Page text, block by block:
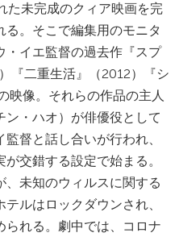
た未完成のクィア映画を完
る。そこで編集用のモニタ
・イエ監督の過去作『スプ
『二重生活』（2012）『シ
映像。それらの作品の主人
・ハオ）が俳優役として
督と話し合いが行われ、
交錯する設定で始まる。
未知のウィルスに関する
ルはロックダウンされ、
られる。劇中では、コロナ